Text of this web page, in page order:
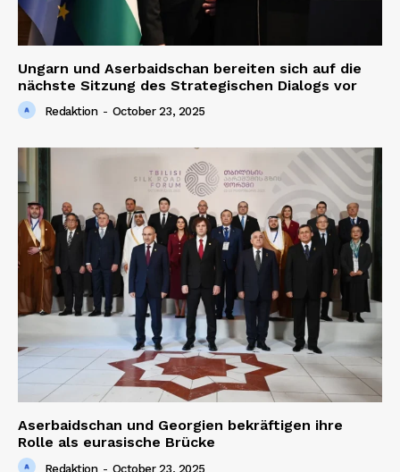
Ungarn und Aserbaidschan bereiten sich auf die
nächste Sitzung des Strategischen Dialogs vor
Redaktion - October 23, 2025
Aserbaidschan und Georgien bekräftigen ihre
Rolle als eurasische Brücke
Redaktion - October 23, 2025